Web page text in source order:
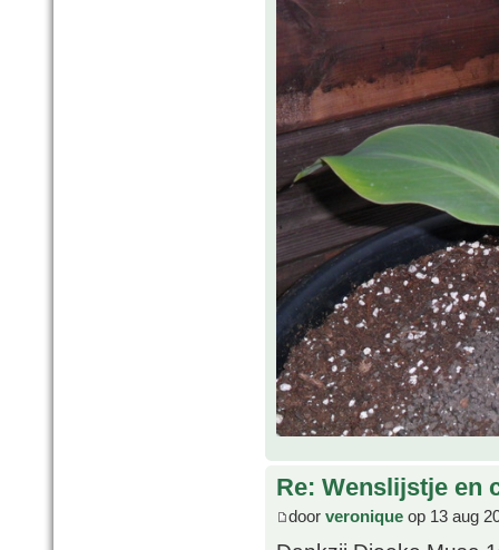
Re: Wenslijstje en
door veronique op 13 aug